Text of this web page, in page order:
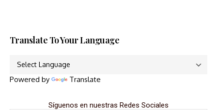
Translate To Your Language
Powered by Translate
Síguenos en nuestras Redes Sociales